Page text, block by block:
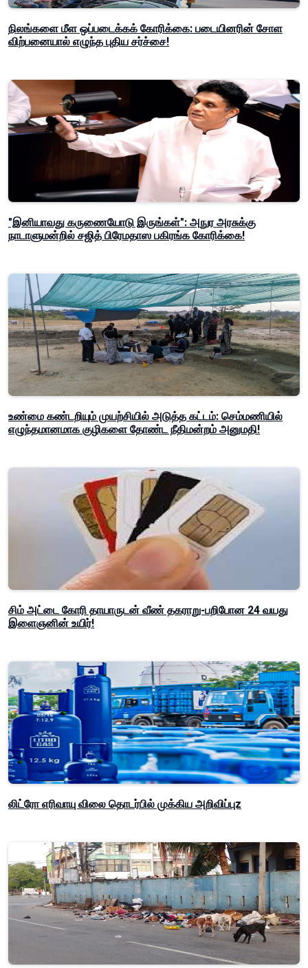
நிலங்களை மீள ஒப்படைக்கக் கோரிக்கை: படையினரின் சோள
விற்பனையால் எழுந்த புதிய சர்ச்சை!
"இனியாவது கருணையோடு இருங்கள்": அநுர அரசுக்கு
நாடாளுமன்றில் சஜித் பிரேமதாஸ பகிரங்க கோரிக்கை!
உண்மை கண்டறியும் முயற்சியில் அடுத்த கட்டம்: செம்மணியில்
எழுந்தமானமாக குழிகளை தோண்ட நீதிமன்றம் அனுமதி!
சிம் அட்டை கோரி தாயாருடன் வீண் தகராறு-பறிபோன 24 வயது
இளைஞனின் உயிர்!
லிட்ரோ எரிவாயு விலை தொடர்பில் முக்கிய அறிவிப்புz